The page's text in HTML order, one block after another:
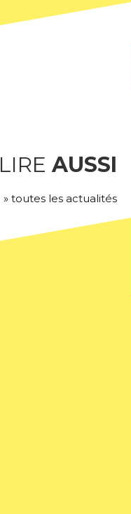
LIRE AUSSI
» toutes les actualités